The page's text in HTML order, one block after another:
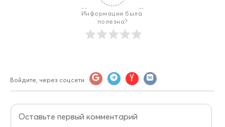
Информация была
полезна?
Войдите, через соцсети